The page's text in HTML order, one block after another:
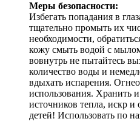
Меры безопасности:
Избегать попадания в
тщательно промыть их
необходимости,
кожу смыть водой с
вовнутрь не пытайтесь
количество воды и
вдыхать испарения.
использования. Хранить
источников тепла, искр и
детей! Использовать по